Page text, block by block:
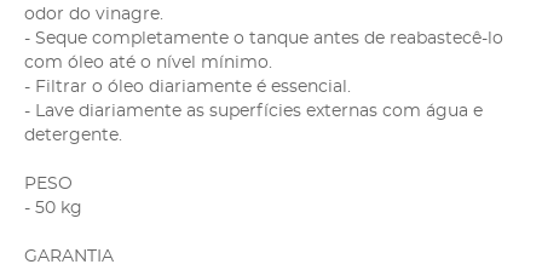
odor do vinagre.
- Seque completamente o tanque antes de reabastecê-lo
com óleo até o nível mínimo.
- Filtrar o óleo diariamente é essencial.
- Lave diariamente as superfícies externas com água e
detergente.
PESO
- 50 kg
GARANTIA